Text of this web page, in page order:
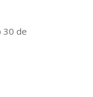
30 de